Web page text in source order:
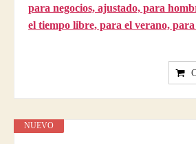
para negocios, ajustado, para
el tiempo libre, para el verano,
NUEVO